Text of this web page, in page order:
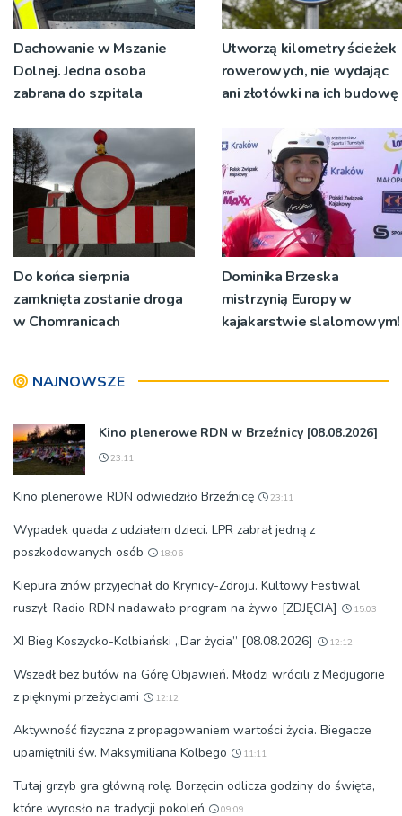
Dachowanie w Mszanie
Dolnej. Jedna osoba
zabrana do szpitala
Utworzą kilometry ścieżek
rowerowych, nie wydając
ani złotówki na ich budowę
Do końca sierpnia
zamknięta zostanie droga
w Chomranicach
Dominika Brzeska
mistrzynią Europy w
kajakarstwie slalomowym!
NAJNOWSZE
Kino plenerowe RDN w Brzeźnicy [08.08.2026]
23:11
Kino plenerowe RDN odwiedziło Brzeźnicę 23:11
Wypadek quada z udziałem dzieci. LPR zabrał jedną z
poszkodowanych osób
18:06
Kiepura znów przyjechał do Krynicy-Zdroju. Kultowy Festiwal
ruszył. Radio RDN nadawało program na żywo [ZDJĘCIA]
15:03
XI Bieg Koszycko-Kolbiański „Dar życia” [08.08.2026] 12:12
Wszedł bez butów na Górę Objawień. Młodzi wrócili z Medjugorie
z pięknymi przeżyciami
12:12
Aktywność fizyczna z propagowaniem wartości życia. Biegacze
upamiętnili św. Maksymiliana Kolbego
11:11
Tutaj grzyb gra główną rolę. Borzęcin odlicza godziny do święta,
które wyrosło na tradycji pokoleń
09:09